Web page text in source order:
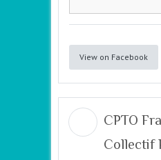
View on Facebook
CPTO
Collectif